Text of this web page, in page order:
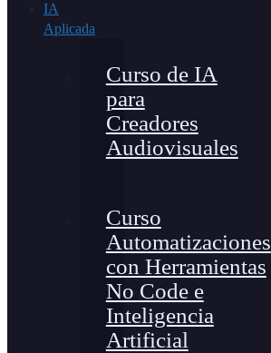
IA
Aplicada
Curso de IA
para
Creadores
Audiovisuales
Curso
Automatizaciones
con Herramientas
No Code e
Inteligencia
Artificial